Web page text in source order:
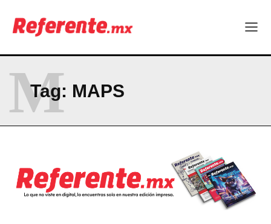
profesionistas chihuahuenses
El proyecto que cambió al mundo sin proponérselo: cómo
Más escuelas renovadas: fortalecen espacios para el regreso
¿Y si el futuro industrial de Chihuahua estuviera en el aire?
Los 40 ya no son la mitad de la vida: son el nuevo punto de
partida
ABOUT
Tag: MAPS
M